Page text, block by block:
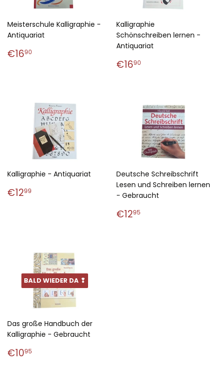
Meisterschule Kalligraphie -
Antiquariat
Normaler
€1690
Kalligraphie
Schönschreiben lernen -
Antiquariat
Normaler
€1690
Kalligraphie - Antiquariat
Normaler
€1299
Deutsche Schreibschrift
Lesen und Schreiben lernen
- Gebraucht
Normaler
€1295
BALD WIEDER DA ❢
Das große Handbuch der
Kalligraphie - Gebraucht
Normaler
€1095